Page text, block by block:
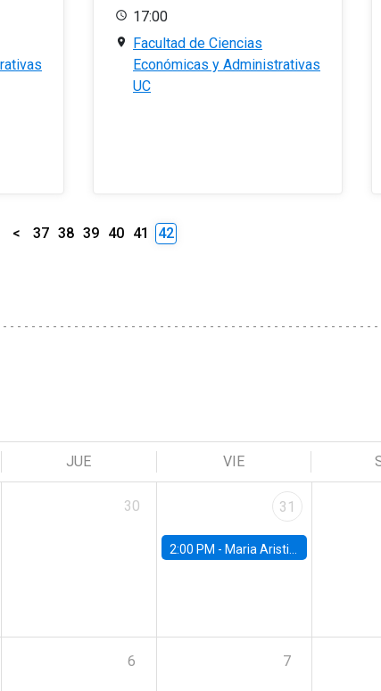
17:00
Facultad de Ciencias
Económicas y Administrativas
UC
< 37 38 39 40 41 42
JUE VIE
30 31
2:00 PM - Maria Aristizabal-Ramirez, FED Board
6 7